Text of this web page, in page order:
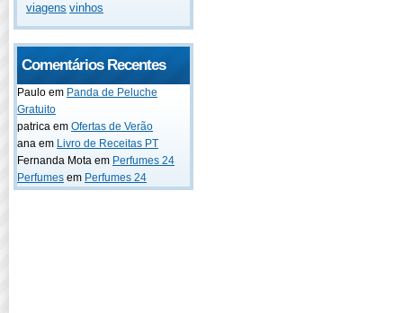
viagens vinhos
Comentários Recentes
Paulo em Panda de Peluche
Gratuito
patrica em Ofertas de Verão
ana em Livro de Receitas PT
Fernanda Mota em Perfumes 24
Perfumes em Perfumes 24